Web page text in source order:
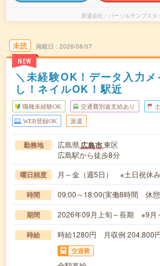
派遣会社 パーソルテンプスタ
未読
NEW
掲載日 2026/08/07
＼未経験OK！データ入力
し！ネイルOK！駅近
職種未経験OK 交通費別途支給あり
WEB登録OK 派遣
勤務地 広島県広島市東区
広島駅から徒歩8分
曜日頻度 月～金（週5日） ※土日祝休み
時間 09:00～18:00(実働8時間 休
期間 2026年09月上旬～長期 ※9月
時給 時給1280円 月収例 204,800
交通費